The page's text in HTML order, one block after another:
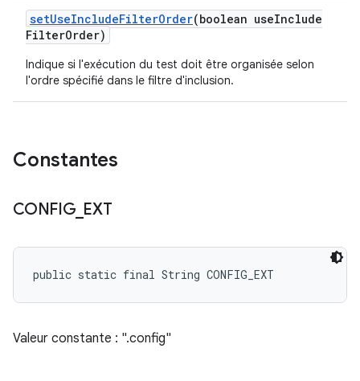
setUseIncludeFilterOrder(boolean useInclude
FilterOrder)
Indique si l'exécution du test doit être organisée selon
l'ordre spécifié dans le filtre d'inclusion.
Constantes
CONFIG_ EXT
public static final String CONFIG_EXT
Valeur constante : ".config"